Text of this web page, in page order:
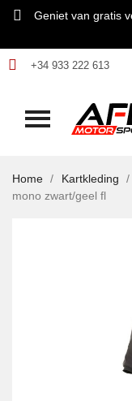
Geniet van gratis
+34 933 222 613
Home Kartkleding
mono zwart/geel fl